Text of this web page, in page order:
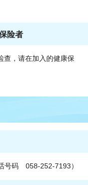
险者
查，请在加入的健康保
号码 058-252-7193）